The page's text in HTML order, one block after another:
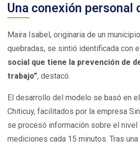
Una conexión personal
Maira Isabel, originaria de un
quebradas, se sintió identificada con
social que tiene la prevención de
trabajo”, destacó.
El desarrollo del modelo se basó en
Chiticuy, facilitados por la empresa
se procesó información sobre el nivel
mediciones cada 15 minutos. Tras